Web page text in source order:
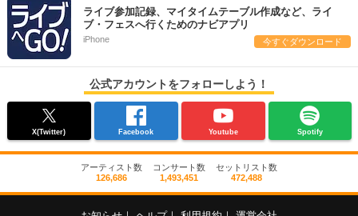
ライブ参加記録、マイタイムテーブル作成など、ライ
ブ・フェスへ行くためのナビアプリ
iPhone 今すぐダウンロード
公式アカウントをフォローしよう！
X(Twitter) Facebook Youtube Spotify
アーティスト数
126,686
コンサート数
1,493,451
セットリスト数
472,488